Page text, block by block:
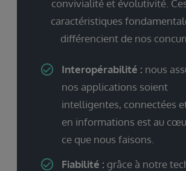
convivialité et évolutivité.
caractéristiques
différencient de nos
Interopérabilité : nous
nos applications soient
intelligentes, connectées
en informations est au
ce que nous faisons.
Fiabilité : grâce à notre